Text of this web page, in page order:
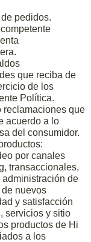
pedidos.
que reciba de
de los
Política.
reclamaciones que
acuerdo a lo
del consumidor.
por canales
transaccionales,
de
nuevos
y satisfacción
servicios y sitio
productos de Hi
a los